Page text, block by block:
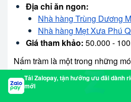
Tải Zalopay, tận hưởng ưu đãi dành
mới
Địa chỉ ăn ngon:
Nhà hàng Trùng Dương
Nhà hàng Mẹt Xưa Phú
Giá tham khảo: 50.000 -
Nấm tràm là một trong những
nấm tràm - một loại đặc sản
Hãy thưởng thức ngay một tô
hưởng hương vị thanh đạm của